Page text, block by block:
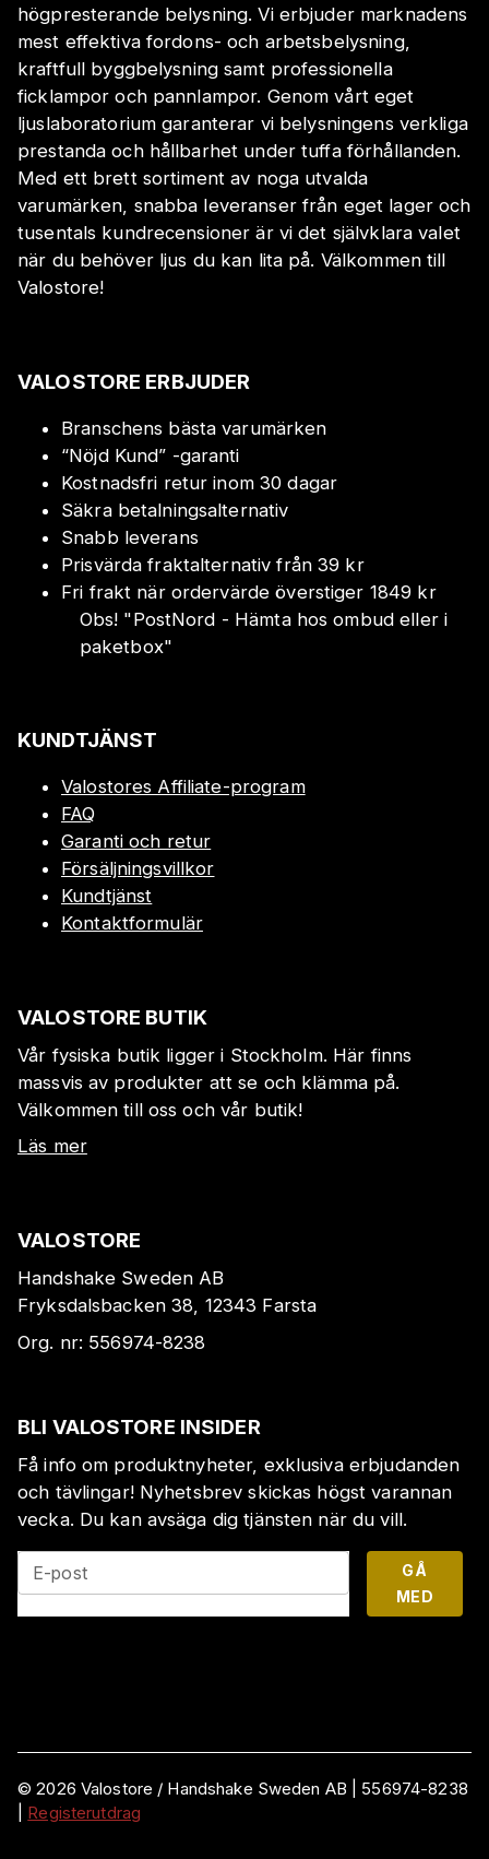
högpresterande belysning. Vi erbjuder marknadens
mest effektiva fordons- och arbetsbelysning,
kraftfull byggbelysning samt professionella
ficklampor och pannlampor. Genom vårt eget
ljuslaboratorium garanterar vi belysningens verkliga
prestanda och hållbarhet under tuffa förhållanden.
Med ett brett sortiment av noga utvalda
varumärken, snabba leveranser från eget lager och
tusentals kundrecensioner är vi det självklara valet
när du behöver ljus du kan lita på. Välkommen till
Valostore!
VALOSTORE ERBJUDER
Branschens bästa varumärken
“Nöjd Kund” -garanti
Kostnadsfri retur inom 30 dagar
Säkra betalningsalternativ
Snabb leverans
Prisvärda fraktalternativ från 39 kr
Fri frakt när ordervärde överstiger 1849 kr
Obs! "PostNord - Hämta hos ombud eller i
paketbox"
KUNDTJÄNST
Valostores Affiliate-program
FAQ
Garanti och retur
Försäljningsvillkor
Kundtjänst
Kontaktformulär
VALOSTORE BUTIK
Vår fysiska butik ligger i Stockholm. Här finns
massvis av produkter att se och klämma på.
Välkommen till oss och vår butik!
Läs mer
VALOSTORE
Handshake Sweden AB
Fryksdalsbacken 38, 12343 Farsta
Org. nr: 556974-8238
BLI VALOSTORE INSIDER
Få info om produktnyheter, exklusiva erbjudanden
och tävlingar! Nyhetsbrev skickas högst varannan
vecka. Du kan avsäga dig tjänsten när du vill.
E-post
GÅ
MED
©2026 Valostore / Handshake Sweden AB
556974-8238
Registerutdrag